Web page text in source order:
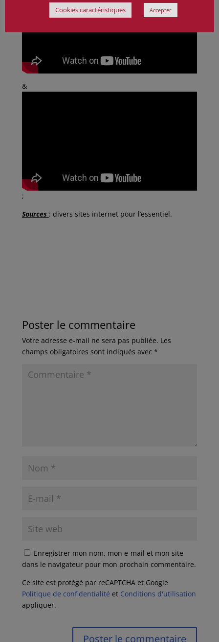
&
;
Sources : divers sites internet pour l’essentiel.
Poster le commentaire
Votre adresse e-mail ne sera pas publiée. Les
champs obligatoires sont indiqués avec *
Enregistrer mon nom, mon e-mail et mon site
dans le navigateur pour mon prochain commentaire.
Ce site est protégé par reCAPTCHA et Google
Politique de confidentialité et Conditions d'utilisation
appliquer.
Cookies caractéristiques Accepter